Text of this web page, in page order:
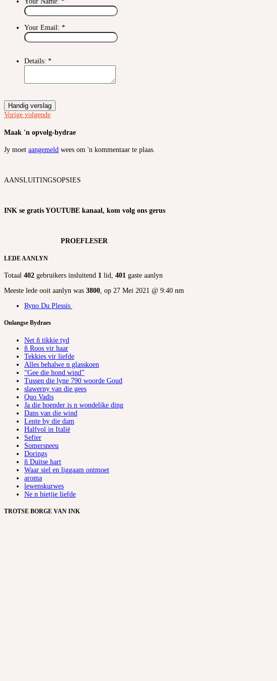
Your Email: *
Details: *
Handig verslag
Vorige volgende
Maak 'n opvolg-bydrae
Jy moet aangemeld wees om 'n kommentaar te plaas.
AANSLUITINGSOPSIES
INK se gratis YOUTUBE kanaal, kom volg ons gerus
PROEFLESER
LEDE AANLYN
Totaal 402 gebruikers insluitend 1 lid, 401 gaste aanlyn
Meeste lede ooit aanlyn was 3800, op 27 Mei 2021 @ 9:40 nm
Ryno Du Plessis
Onlangse Bydraes
Net ñ tikkie tyd
ñ Roos vir haar
Tekkies vir liefde
Alles behalwe n glasskoen
“Gee die hond wind”
Tussen die lyne 790 woorde Goud
slawerny van die gees
Quo Vadis
Ja die hoender is n wondelike ding
Dans van die wind
Lente by die dam
Halfvol in Italië
Sefier
Somersneeu
Dorings
ñ Duitse hart
Waar siel en liggaam ontmoet
aroma
lewenskurwes
Ne n bietjie liefde
TROTSE BORGE VAN INK